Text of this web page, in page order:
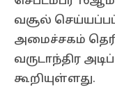
வசூல்
அமைச்சகம்
வருடாந்திர
கூறியுள்ளது.